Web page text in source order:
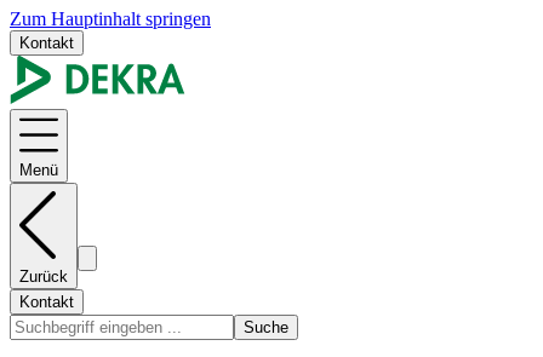
Zum Hauptinhalt springen
Kontakt
Menü
Zurück
Kontakt
Suche